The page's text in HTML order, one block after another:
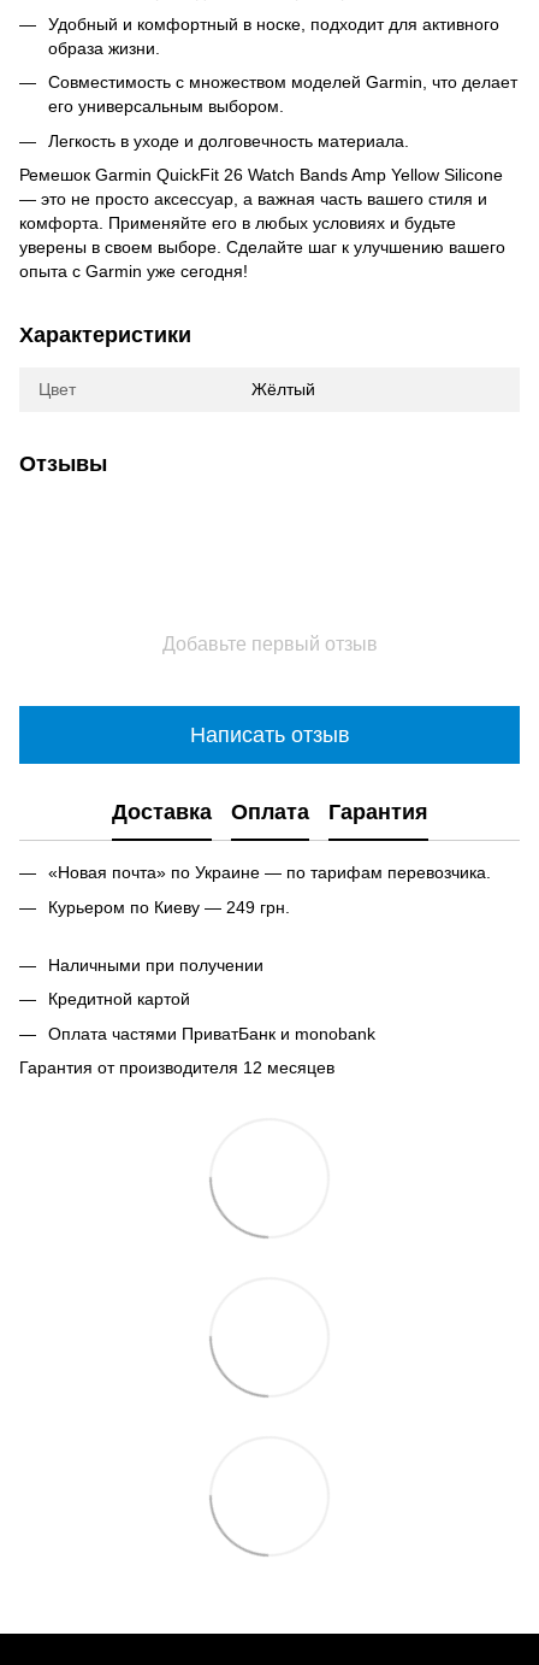
Удобный и комфортный в носке, подходит для активного
образа жизни.
Совместимость с множеством моделей Garmin, что делает
его универсальным выбором.
Легкость в уходе и долговечность материала.
Ремешок Garmin QuickFit 26 Watch Bands Amp Yellow Silicone
— это не просто аксессуар, а важная часть вашего стиля и
комфорта. Применяйте его в любых условиях и будьте
уверены в своем выборе. Сделайте шаг к улучшению вашего
опыта с Garmin уже сегодня!
Характеристики
Цвет Жёлтый
Отзывы
Добавьте первый отзыв
Написать отзыв
Доставка Оплата Гарантия
«Новая почта» по Украине — по тарифам перевозчика.
Курьером по Киеву — 249 грн.
Наличными при получении
Кредитной картой
Оплата частями ПриватБанк и monobank
Гарантия от производителя 12 месяцев